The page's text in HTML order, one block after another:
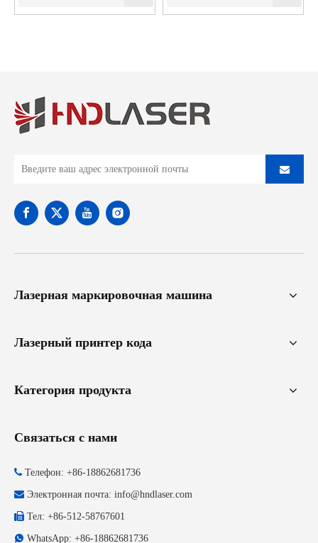
Лазерная маркировочная машина
Лазерный принтер кода
Категория продукта
Связаться с нами
 Телефон: +86-18862681736
 Электронная почта: info@hndlaser.com
 Тел: +86-512-58767601
 WhatsApp: +86-18862681736